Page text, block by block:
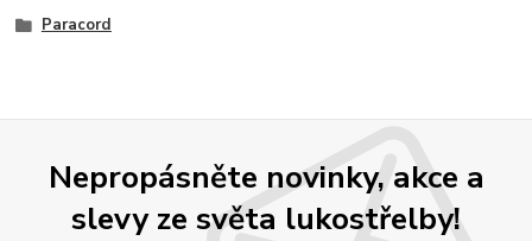
Paracord
Nepropásněte novinky, akce a
slevy ze světa lukostřelby!